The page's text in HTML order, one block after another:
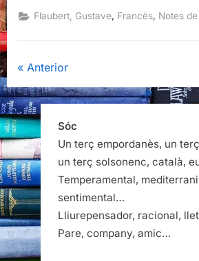
Flaubert”
Flaubert, Gustave, Francès, Notes
Paginació
de
les
entrades
Anterior
Sóc
Un terç empordanès, un
un terç solsonenc, català,
Temperamental,
sentimental…
Lliurepensador, racional,
Pare, company, amic…